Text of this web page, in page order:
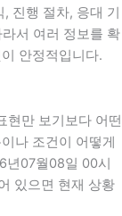
진행 절차, 응대 기
서 여러 정보를 확
안정적입니다.
현만 보기보다 어떤
나 조건이 어떻게
년07월08일 00시
있으면 현재 상황